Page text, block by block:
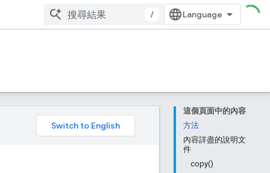
/
這個頁面中的內容
方法
內容詳盡的說明文
件
copy()